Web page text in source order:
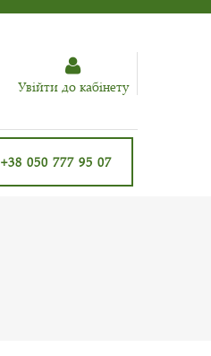
Увiйти до кабiнету
+38 050 777 95 07